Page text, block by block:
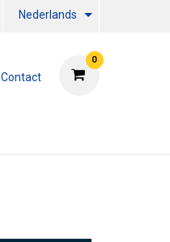
Nederlands
0
Contact